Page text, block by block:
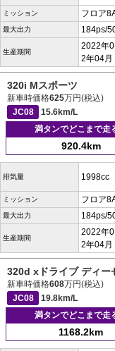
ミッション フロア
最大出力 184ps/
生産期間
2022年
2年04月
320i Mスポーツ
新車時価格625万円(税込)
JC08
15.6km/L
満タンでどこまで走
920.4km
排気量 1998cc
ミッション フロア
最大出力 184ps/
生産期間
2022年
2年04月
320d xドライブ ディー
新車時価格608万円(税込)
JC08
19.8km/L
満タンでどこまで走
1168.2km